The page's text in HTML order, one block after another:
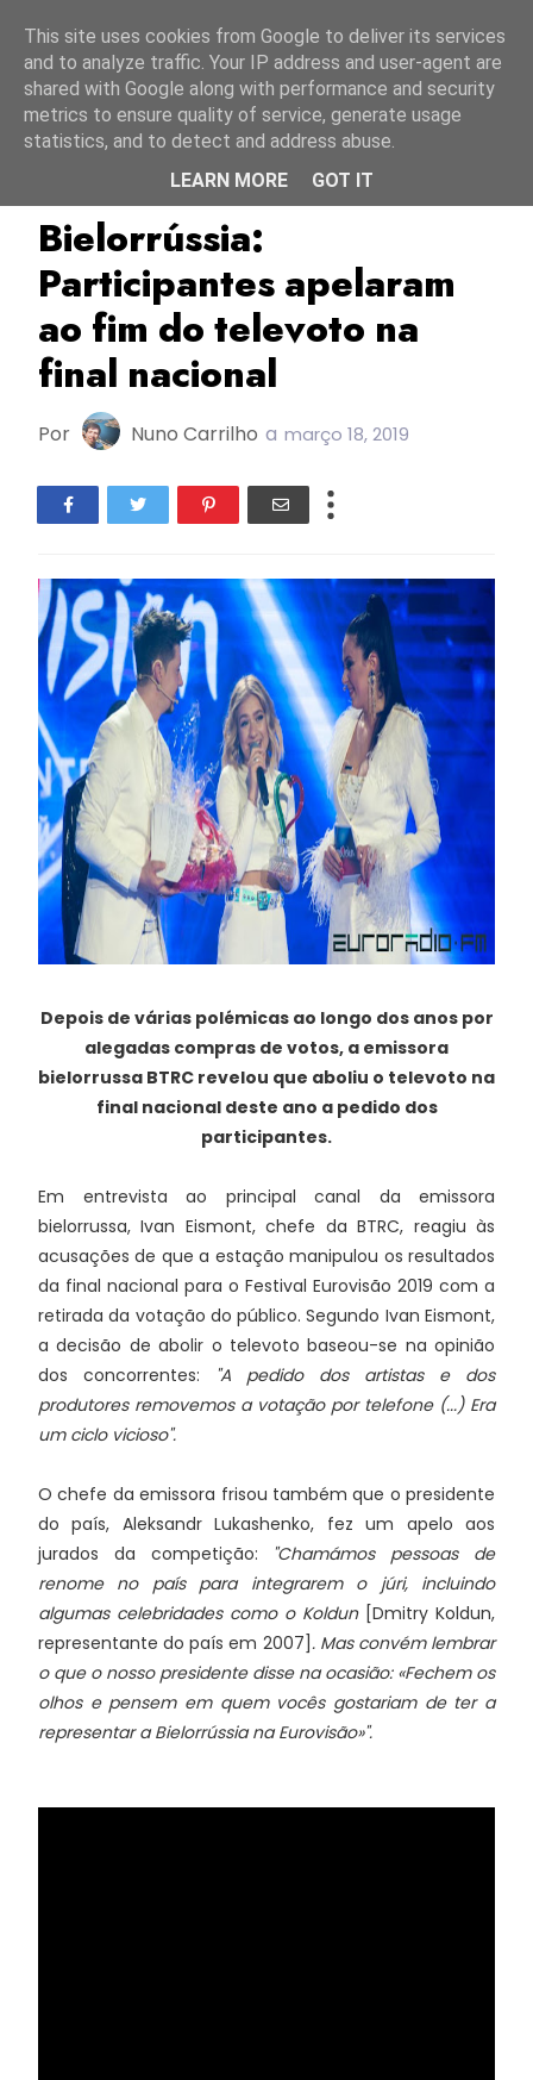
Aleksandr Lukashenko Bielorrússia
Bielorrússia:
Participantes apelaram
ao fim do televoto na
final nacional
Por Nuno Carrilho a março 18, 2019
Depois de várias polémicas ao longo dos anos por
alegadas compras de votos, a emissora
bielorrussa BTRC revelou que aboliu o televoto na
final nacional deste ano a pedido dos
participantes.
Em entrevista ao principal canal da emissora
bielorrussa, Ivan Eismont, chefe da BTRC, reagiu às
acusações de que a estação manipulou os resultados
da final nacional para o Festival Eurovisão 2019 com a
retirada da votação do público. Segundo Ivan Eismont,
a decisão de abolir o televoto baseou-se na opinião
dos concorrentes: "A pedido dos artistas e dos
produtores removemos a votação por telefone (...) Era
um ciclo vicioso".
O chefe da emissora frisou também que o presidente
do país, Aleksandr Lukashenko, fez um apelo aos
jurados da competição: "Chamámos pessoas de
renome no país para integrarem o júri, incluindo
algumas celebridades como o Koldun [Dmitry Koldun,
representante do país em 2007]. Mas convém lembrar
o que o nosso presidente disse na ocasião: «Fechem os
olhos e pensem em quem vocês gostariam de ter a
representar a Bielorrússia na Eurovisão»".
This site uses cookies from Google to deliver its services
and to analyze traffic. Your IP address and user-agent are
shared with Google along with performance and security
metrics to ensure quality of service, generate usage
statistics, and to detect and address abuse.
LEARN MORE
GOT IT